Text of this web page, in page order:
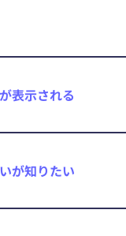
表示される
が知りたい